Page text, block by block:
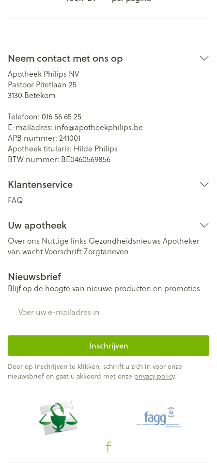
Neem contact met ons op
Apotheek Philips NV
Pastoor Pitetlaan 25
3130 Betekom
Telefoon: 016 56 65 25
E-mailadres: info@apotheekphilips.be
APB nummer: 241001
Apotheek titularis: Hilde Philips
BTW nummer: BE0460569856
Klantenservice
FAQ
Uw apotheek
Over ons Nuttige links Gezondheidsnieuws Apotheker
van wachtVoorschriftZorgtarieven
Nieuwsbrief
Blijf op de hoogte van nieuwe producten en promoties
Inschrijven
Door op inschrijven te klikken, schrijft u zich in voor onze
nieuwsbrief en gaat u akkoord met onze privacy policy.